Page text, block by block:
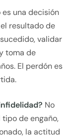
es una decisión
resultado de
validar
toma de
El perdón es
No
de engaño,
la actitud